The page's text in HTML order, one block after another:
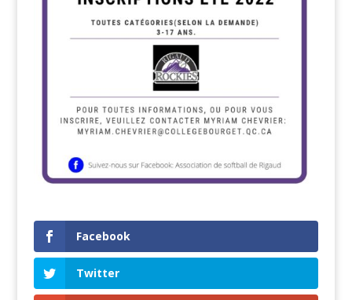
Facebook
Twitter